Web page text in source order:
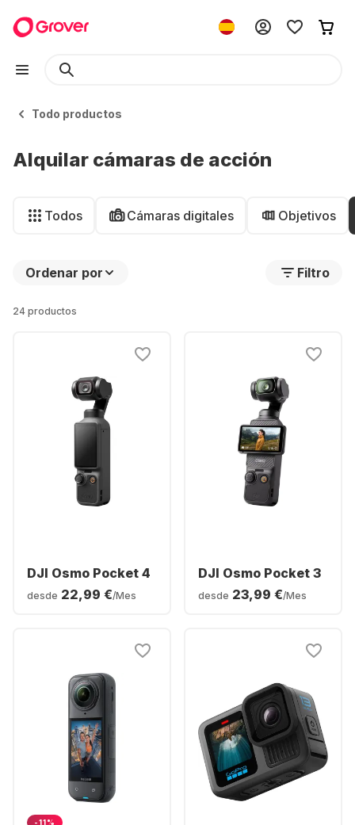
Todo productos
Alquilar cámaras de acción
Todos Cámaras digitales Objetivos
Ordenar por Filtro
24 productos
DJI Osmo Pocket 4
desde 22,99 €/Mes
DJI Osmo Pocket 3
desde 23,99 €/Mes
-11%